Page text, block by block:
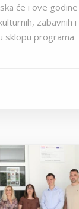
će i ove
zabavnih i
sklopu programa